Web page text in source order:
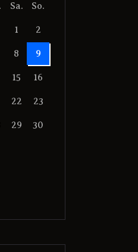
Sa. So.
1 2
8 9
15 16
22 23
29 30